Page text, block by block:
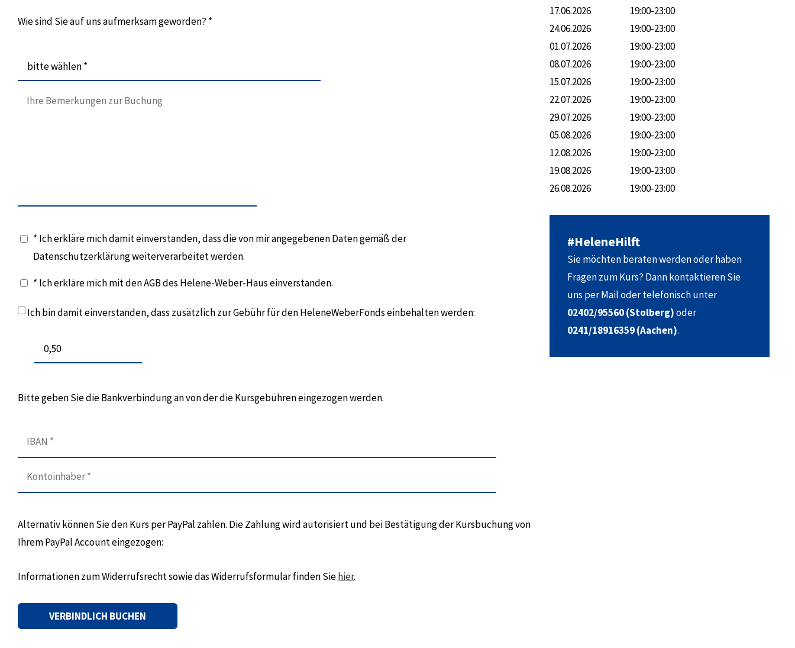
Wie sind Sie auf uns aufmerksam geworden? *
bitte wählen *
* Ich erkläre mich damit einverstanden, dass die von mir angegebenen Daten gemäß der
Datenschutzerklärung weiterverarbeitet werden.
* Ich erkläre mich mit den AGB des Helene-Weber-Haus einverstanden.
Ich bin damit einverstanden, dass zusätzlich zur Gebühr für den HeleneWeberFonds einbehalten werden:
Bitte geben Sie die Bankverbindung an von der die Kursgebühren eingezogen werden.
Alternativ können Sie den Kurs per PayPal zahlen. Die Zahlung wird autorisiert und bei Bestätigung der Kursbuchung von
Ihrem PayPal Account eingezogen:
Informationen zum Widerrufsrecht sowie das Widerrufsformular finden Siehier.
17.06.2026
19:00-23:00
24.06.2026
19:00-23:00
01.07.2026
19:00-23:00
08.07.2026
19:00-23:00
15.07.2026
19:00-23:00
22.07.2026
19:00-23:00
29.07.2026
19:00-23:00
05.08.2026
19:00-23:00
12.08.2026
19:00-23:00
19.08.2026
19:00-23:00
26.08.2026
19:00-23:00
#HeleneHilft
Sie möchten beraten werden oder haben
Fragen zum Kurs? Dann kontaktieren Sie
uns per Mail oder telefonisch unter
02402/95560 (Stolberg)oder
0241/18916359 (Aachen).